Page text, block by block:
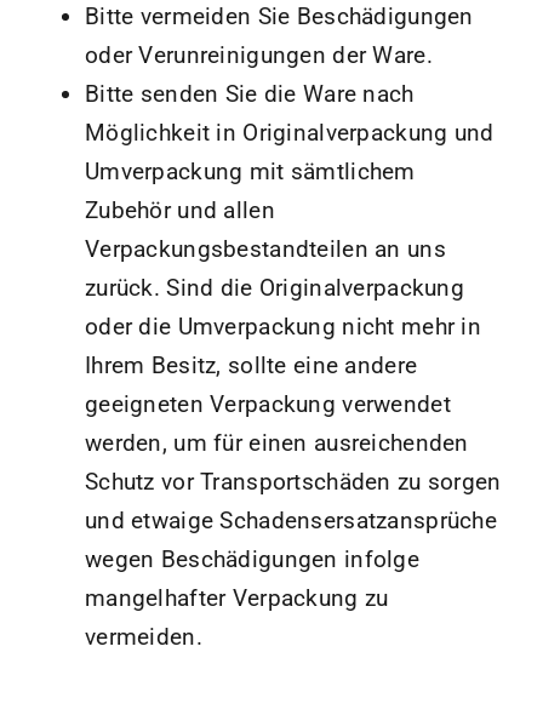
Bitte vermeiden Sie Beschädigungen
oder Verunreinigungen der Ware.
Bitte senden Sie die Ware nach
Möglichkeit in Originalverpackung und
Umverpackung mit sämtlichem
Zubehör und allen
Verpackungsbestandteilen an uns
zurück. Sind die Originalverpackung
oder die Umverpackung nicht mehr in
Ihrem Besitz, sollte eine andere
geeigneten Verpackung verwendet
werden, um für einen ausreichenden
Schutz vor Transportschäden zu sorgen
und etwaige Schadensersatzansprüche
wegen Beschädigungen infolge
mangelhafter Verpackung zu
vermeiden.